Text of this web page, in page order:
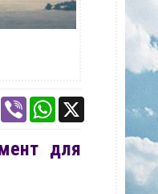
Telegram
ViberWhatsApp
для